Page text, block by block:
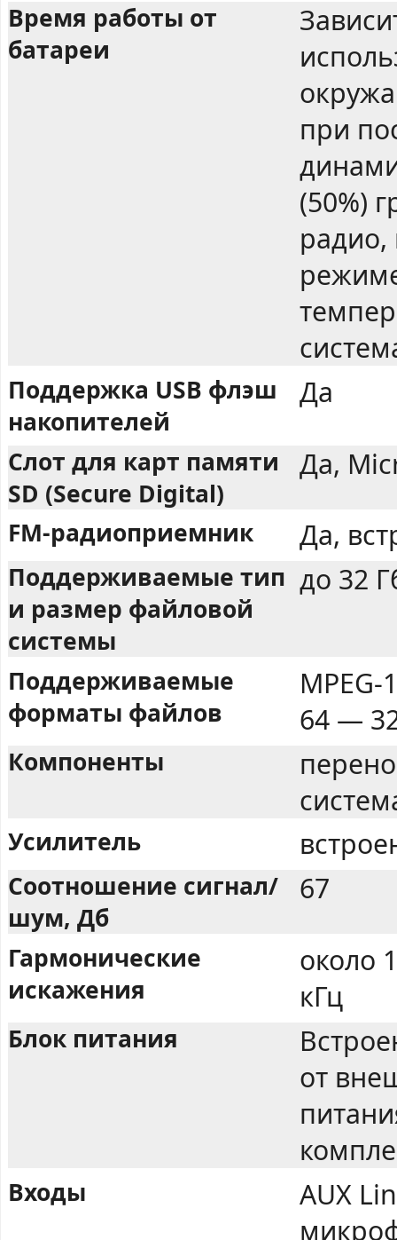
Время работы от
батареи
при
(50%)
радио,
Поддержка USB флэш
накопителей
Да
Слот для карт памяти
SD (Secure Digital)
Да,
FM-радиоприемник Да,
Поддерживаемые тип
и размер файловой
системы
до 32
Поддерживаемые
форматы файлов
64 —
Компоненты
Усилитель
Соотношение сигнал/
шум, Дб
67
Гармонические
искажения
около
кГц
Блок питания
от
Входы
AUX